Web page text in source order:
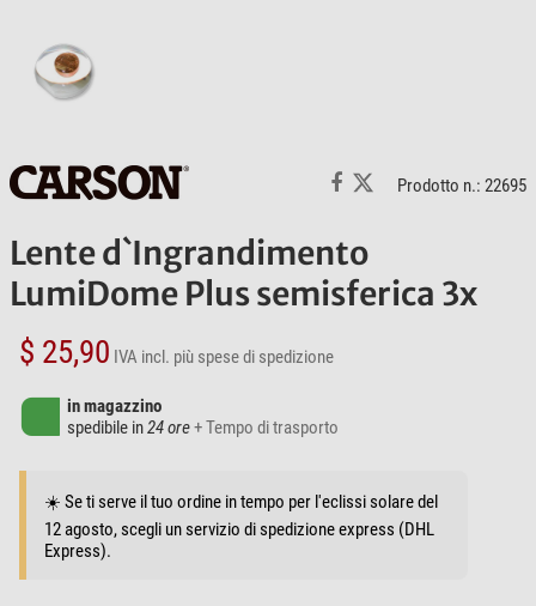
Prodotto n.: 22695
Lente d`Ingrandimento
LumiDome Plus semisferica 3x
$ 25,90 IVA incl. più spese di spedizione
in magazzino
spedibile in24 ore+ Tempo di trasporto
☀️ Se ti serve il tuo ordine in tempo per l'eclissi solare del
12 agosto, scegli un servizio di spedizione express (DHL
Express).